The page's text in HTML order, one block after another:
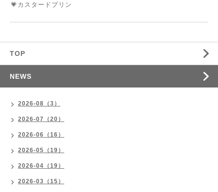
💗カスタードプリン
TOP
NEWS
2026-08（3）
2026-07（20）
2026-06（16）
2026-05（19）
2026-04（19）
2026-03（15）